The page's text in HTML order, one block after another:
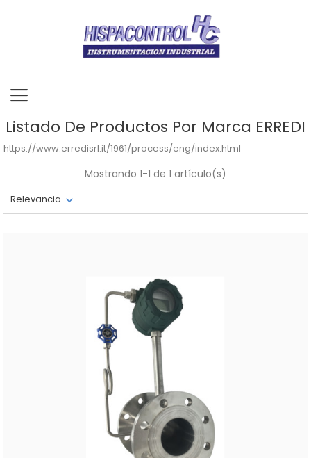
Listado De Productos Por Marca ERREDI
https://www.erredisrl.it/1961/process/eng/index.html
Relevancia
Mostrando 1-1 de 1 artículo(s)